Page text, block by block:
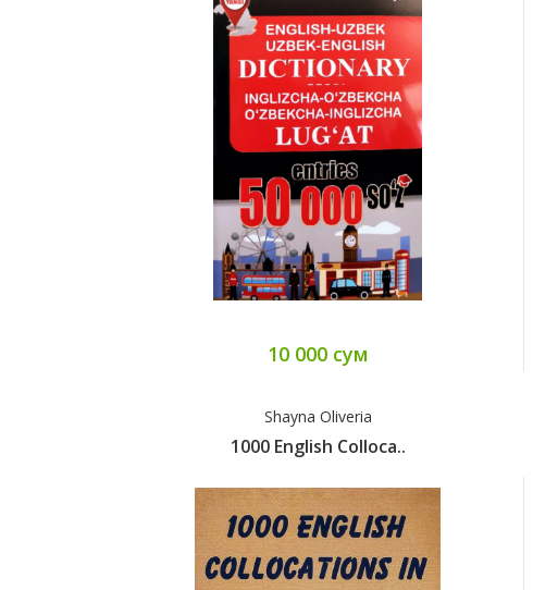
10 000 сум
Shayna Oliveria
1000 English Colloca..